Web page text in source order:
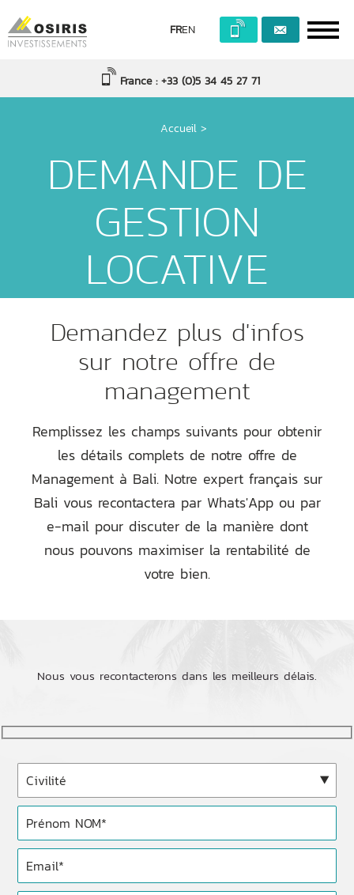
FREN
France : +33 (0)5 34 45 27 71
Accueil >
DEMANDE DE
GESTION
LOCATIVE
Demandez plus d'infos
sur notre offre de
management
Remplissez les champs suivants pour obtenir
les détails complets de notre offre de
Management à Bali. Notre expert français sur
Bali vous recontactera par Whats'App ou par
e-mail pour discuter de la manière dont
nous pouvons maximiser la rentabilité de
votre bien.
Nous vous recontacterons dans les meilleurs délais.